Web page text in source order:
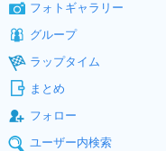
フォトギャラリー
グループ
ラップタイム
まとめ
フォロー
ユーザー内検索